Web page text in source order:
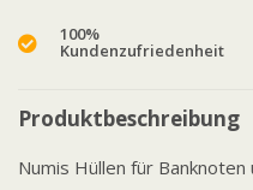
100%
Kundenzufriedenheit
Produktbeschreibung
Numis Hüllen für